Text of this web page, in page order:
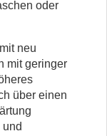
oder
neu
mit geringer
über einen